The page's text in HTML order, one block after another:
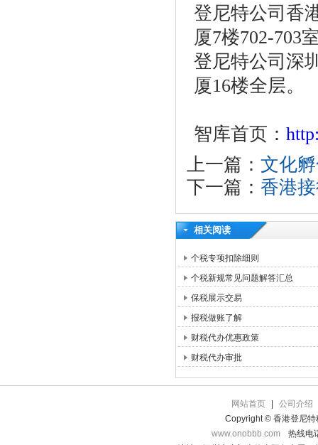
登尼特公司香
厦7楼702-703
登尼特公司深
厦16楼全层。
智库首页：
上一篇： 文化
下一篇： 香港
相关阅读
个税专项扣除细则
个税新规常见问题解答汇总
保税展示交易
报税做账了解
财税代办优惠政策
财税代办审批
网站首页
公司介绍
Copyright © 香港登尼特
www.onobbb.com
热线电